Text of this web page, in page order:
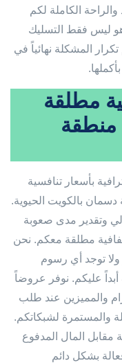
الكاملة لكم
ليس فقط التسليك
المشكلة نهائياً في
مطلقة
بأسعار تنافسية
بالكويت الحيوية.
وتقدير مدى صعوبة
مطلقة معكم. نحن
ولا توجد أي رسوم
أبداً عليكم. نوفر عروضاً
والمميزين عند طلب
والمستمرة لشبكاتكم.
المال المدفوع
بشكل دائم